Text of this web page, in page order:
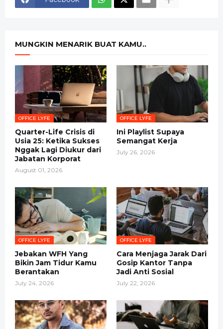
MUNGKIN MENARIK BUAT KAMU..
OFFICE LYFE
Quarter-Life Crisis di
Usia 25: Ketika Sukses
Nggak Lagi Diukur dari
Jabatan Korporat
August 01, 2026
OFFICE LYFE
Ini Playlist Supaya
Semangat Kerja
July 26, 2026
OFFICE LYFE
Jebakan WFH Yang
Bikin Jam Tidur Kamu
Berantakan
July 24, 2026
OFFICE LYFE
Cara Menjaga Jarak Dari
Gosip Kantor Tanpa
Jadi Anti Sosial
July 22, 2026